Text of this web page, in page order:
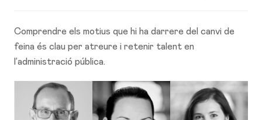
Comprendre els motius que hi ha darrere del canvi de
feina és clau per atreure i retenir talent en
l’administració pública.